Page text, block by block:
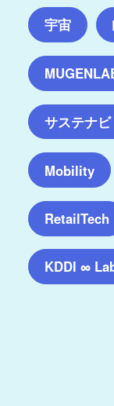
宇宙
サステナビ
Mobility
RetailTech
KDDI ∞